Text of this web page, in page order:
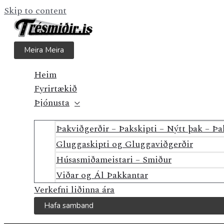
Skip to content
Meira Meira
Heim
Fyrirtækið
Þjónusta
Þakviðgerðir – Þakskipti – Nýtt þak –
Gluggaskipti og Gluggaviðgerðir
Húsasmiðameistari – Smiður
Viðar og Ál Þakkantar
Verkefni liðinna ára
Hafa samband